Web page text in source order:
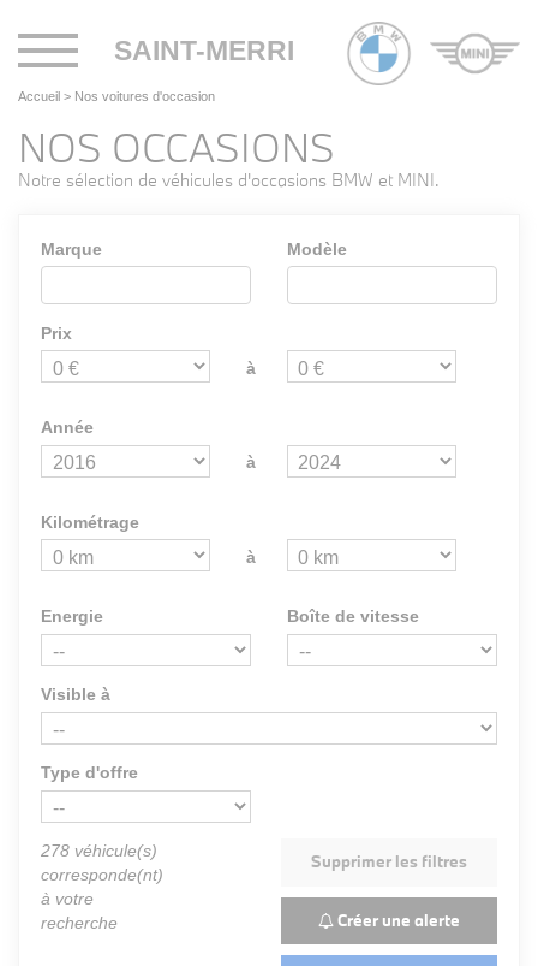
SAINT-MERRI
Toggle
navigation
Accueil > Nos voitures d'occasion
NOS OCCASIONS
Notre sélection de véhicules d'occasions BMW et MINI.
Marque Modèle
Prix
à
Année
à
Kilométrage
à
Energie Boîte de vitesse
Visible à
Type d'offre
278 véhicule(s)
corresponde(nt)
à votre
recherche
Supprimer les filtres
Créer une alerte